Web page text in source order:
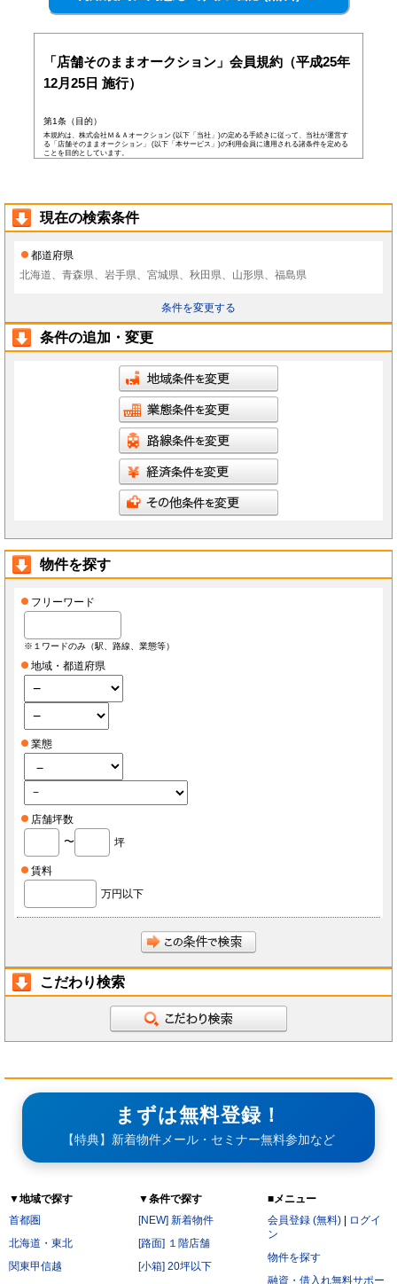
「店舗そのままオークション」会員規約（平成25年
12月25日 施行）
第1条（目的）
本規約は、株式会社Ｍ＆Ａオークション (以下「当社」)の定める手続きに従って、当社が運営す
る「店舗そのままオークション」 (以下「本サービス」)の利用会員に適用される諸条件を定める
ことを目的としています。
以下の各号の条件を全て満たした者を本サービスの会員(以下「会員」)とします。
本規約に同意した者
当社所定の登録情報を当社へ提出した者
前項にかかわらず、以下の各号のいずれかに当てはまる者は会員となる資格を持たないもの
とし、会員登録が否認されることがあります。
なお、既に会員として登録されている者が以下の条件に当てはまっている場合、当社は何ら
通告なく、当社の判断により随時に本サービスを中止、もしくはその者の会員としての資格
録の際に後見人その他の法定代理人の同意等を得ている場合を除きます)
日本国外に在住の者
当社へ虚偽の事項を報告した者
破産状態もしくはそれと同等の状態にあり、信用状態が著しく悪化している者
二重に会員登録している者
当社、本サービス、又は他の会員の信用もしくは権利を侵害する恐れがあると当社が
暴力団員(準構成員個人を含みます)、その他の反社会的団体の構成員等
公序良俗に反する行為をした者
犯罪歴がある者
過去に当社より会員登録を取り消されたことがある者
本規約に違反した者
前項の措置により会員が損害を被った場合でも、当社はその責任を負わないものとします。
会員は当社が書面で承認する場合を除き、会員としての地位をいかなる第三者にも譲渡でき
ないものとします。
会員は、当社へ報告した自らに関する情報に変更が生じた場合、当社が指定する方法で最新
の情報を当社へ報告するものとします。なお、本項の報告をしなかったことにより、会員が
損害を被った場合でも当社は責任を負わないものとします。
合、当社所定の手続きに従っておこなうものとします。
第3条（ID・パスワード）
会員は、会員登録時に当社もしくは当社の指定する本サービスに関するシステム導入会社
開示し、もしくは利用させてはならないものとします。
会員は、IDを善良なる管理者の注意義務をもって管理するものとし、紛失、喪失、盗難、誤
会員は、紛失、喪失、盗難、誤使用、不正使用等が発生した場合、もしくは第三者に知られ
た場合、またそのおそれがある場合、速やかに当社もしくは導入店にその旨を報告し、指示
の他店舗・事務所等の出退店に関する情報提供の目的で使用し、それ以外の目的で使用しま
イズ本部・家主等の利害関係者を除き、第三者に対して提供しないものとします。ただし、
裁判所・警察等の要請がある場合を除きます。
会員が個人情報の提供を拒んだ場合、本サービスを利用できないことがあります。
会員は、本サービスを通じて個人情報を取得した場合、自己の責任で個人情報保護に関する
法律を遵守するものとします。
第5条（秘密保持）
について秘密保持義務を負わないものとします。
前項にかかわらず、会員が秘密である旨を付して当社もしくは導入店へ開示し、当社もしく
は導入店がそれに同意した情報について、当社もしくは導入店は本サービスの運営に最低限
必要な会社、当社もしくは導入店の役員、従業員、関連会社、本サービスの再委託先、監査
会員は、当社もしくは導入店から秘密である旨を付して会員へ開示した情報を、会員の役
員、従業員、監査法人、税理士、弁護士を除く第三者へ開示漏洩しないことに同意します。
員は同意します。
開示された時点で既に公知の情報
開示された時点で被開示者が既に知っていた情報
開示された後、被開示者の責めによらず公知となった情報
被開示者が第三者より正当に得た情報
開示された情報と無関係に、被開示者が自ら開発、創作した情報
次の各号のいずれかに該当する場合には、当社が本サービスの提供を停止することがあります。
サービス提供用のシステムの保守または工事の都合上やむを得ない場合
火災・停電などによりサービスの提供ができないと当社が判断した場合
地震、噴火、洪水、津波などの天災、若しくは戦争、変乱、暴動、騒乱、労働争議等により
サービスの提供ができないと当社が判断した場合
した場合
第7条（禁止行為）
会員は以下の各号に該当する行為をおこなってはならないものとします。
他の会員に成りすまし、本サービスを利用する行為
二重に会員登録する行為
当社および他の会員に不利益を与える行為
本規約および法令に違反する行為
現在の検索条件
都道府県
北海道、青森県、岩手県、宮城県、秋田県、山形県、福島県
条件を変更する
条件の追加・変更
物件を探す
フリーワード
※１ワードのみ（駅、路線、業態等）
地域・都道府県
業態
店舗坪数
〜
坪
賃料
万円以下
こだわり検索
まずは無料登録！
【特典】新着物件メール・セミナー無料参加など
▼地域で探す
首都圏
北海道・東北
関東甲信越
▼条件で探す
[NEW] 新着物件
[路面] １階店舗
[小箱] 20坪以下
■メニュー
会員登録 (無料)
ログイ
ン
物件を探す
融資・借入れ無料サポー